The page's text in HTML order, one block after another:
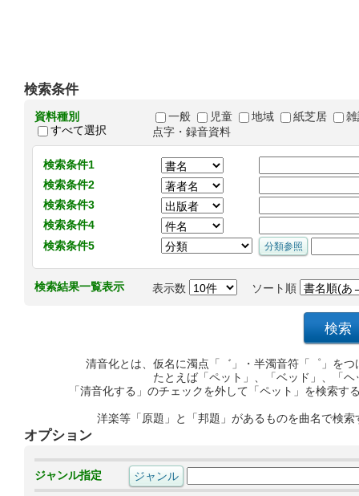
検索条件
資料種別
すべて選択
一般 児童 地域 紙芝居
点字・録音資料
検索条件1
検索条件2
検索条件3
検索条件4
検索条件5
検索結果一覧表示 表示数 ソート順
清音化とは、仮名に濁点「゛」・半濁音符「゜」を
たとえば「ペット」、「ベッド」、「
「清音化する」のチェックを外して「ペット」を検索
洋楽等「原題」と「邦題」があるものを曲名で検
オプション
ジャンル指定